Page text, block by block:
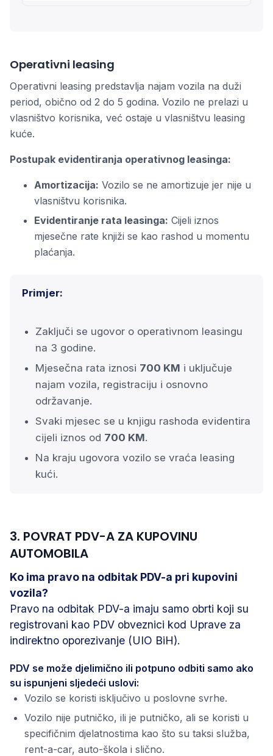
Operativni leasing
Operativni leasing predstavlja najam vozila na duži
period, obično od 2 do 5 godina. Vozilo ne prelazi u
vlasništvo korisnika, već ostaje u vlasništvu leasing
kuće.
Postupak evidentiranja operativnog leasinga:
Amortizacija: Vozilo se ne amortizuje jer nije u
vlasništvu korisnika.
Evidentiranje rata leasinga: Cijeli iznos
mjesečne rate knjiži se kao rashod u momentu
plaćanja.
Primjer:
Zaključi se ugovor o operativnom leasingu
na 3 godine.
Mjesečna rata iznosi 700 KM i uključuje
najam vozila, registraciju i osnovno
održavanje.
Svaki mjesec se u knjigu rashoda evidentira
cijeli iznos od 700 KM.
Na kraju ugovora vozilo se vraća leasing
kući.
3. POVRAT PDV-A ZA KUPOVINU
AUTOMOBILA
Ko ima pravo na odbitak PDV-a pri kupovini
vozila?
Pravo na odbitak PDV-a imaju samo obrti koji su
registrovani kao PDV obveznici kod Uprave za
indirektno oporezivanje (UIO BiH).
PDV se može djelimično ili potpuno odbiti samo ako
su ispunjeni sljedeći uslovi:
Vozilo se koristi isključivo u poslovne svrhe.
Vozilo nije putničko, ili je putničko, ali se koristi u
specifičnim djelatnostima kao što su taksi služba,
rent-a-car, auto-škola i slično.